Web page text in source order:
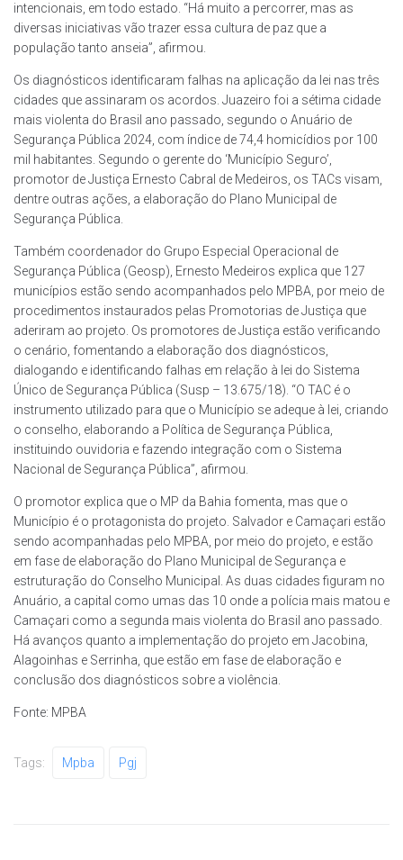
intencionais, em todo estado. “Há muito a percorrer, mas as
diversas iniciativas vão trazer essa cultura de paz que a
população tanto anseia”, afirmou.
Os diagnósticos identificaram falhas na aplicação da lei nas três
cidades que assinaram os acordos. Juazeiro foi a sétima cidade
mais violenta do Brasil ano passado, segundo o Anuário de
Segurança Pública 2024, com índice de 74,4 homicídios por 100
mil habitantes. Segundo o gerente do ‘Município Seguro’,
promotor de Justiça Ernesto Cabral de Medeiros, os TACs visam,
dentre outras ações, a elaboração do Plano Municipal de
Segurança Pública.
Também coordenador do Grupo Especial Operacional de
Segurança Pública (Geosp), Ernesto Medeiros explica que 127
municípios estão sendo acompanhados pelo MPBA, por meio de
procedimentos instaurados pelas Promotorias de Justiça que
aderiram ao projeto. Os promotores de Justiça estão verificando
o cenário, fomentando a elaboração dos diagnósticos,
dialogando e identificando falhas em relação à lei do Sistema
Único de Segurança Pública (Susp – 13.675/18). “O TAC é o
instrumento utilizado para que o Município se adeque à lei, criando
o conselho, elaborando a Política de Segurança Pública,
instituindo ouvidoria e fazendo integração com o Sistema
Nacional de Segurança Pública”, afirmou.
O promotor explica que o MP da Bahia fomenta, mas que o
Município é o protagonista do projeto. Salvador e Camaçari estão
sendo acompanhadas pelo MPBA, por meio do projeto, e estão
em fase de elaboração do Plano Municipal de Segurança e
estruturação do Conselho Municipal. As duas cidades figuram no
Anuário, a capital como umas das 10 onde a polícia mais matou e
Camaçari como a segunda mais violenta do Brasil ano passado.
Há avanços quanto a implementação do projeto em Jacobina,
Alagoinhas e Serrinha, que estão em fase de elaboração e
conclusão dos diagnósticos sobre a violência.
Fonte: MPBA
Tags: Mpba Pgj